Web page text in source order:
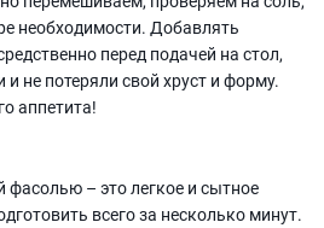
необходимости. Добавлять
перед подачей на стол,
не потеряли свой хруст и форму.
аппетита!
фасолью – это легкое и сытное
всего за несколько минут.